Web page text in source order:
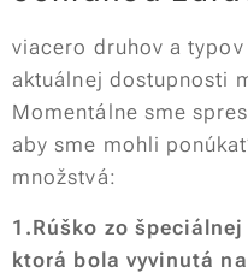
viacero druhov a
aktuálnej dostupnosti
Momentálne sme
aby sme mohli
množstvá:
1.Rúško zo
ktorá bola vyvinutá